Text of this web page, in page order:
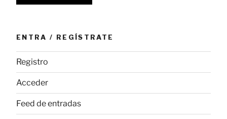
ENTRA / REGÍSTRATE
Registro
Acceder
Feed de entradas